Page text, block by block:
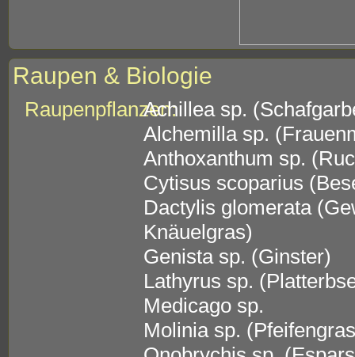
Raupen & Biologie
Raupenpflanzen:Achillea sp.
Alchemilla sp.
Anthoxanthum sp.
Cytisus scoparius
Dactylis glomerata
Knäuelgras)
Genista sp. (Ginster)
Lathyrus sp.
Medicago sp.
Molinia sp.